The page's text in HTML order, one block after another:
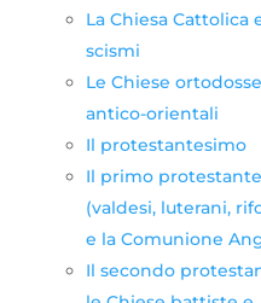
La Chiesa Cattolica
scismi
Le Chiese
antico-orientali
Il protestantesimo
Il primo
(valdesi, luterani,
e la Comunione
Il secondo